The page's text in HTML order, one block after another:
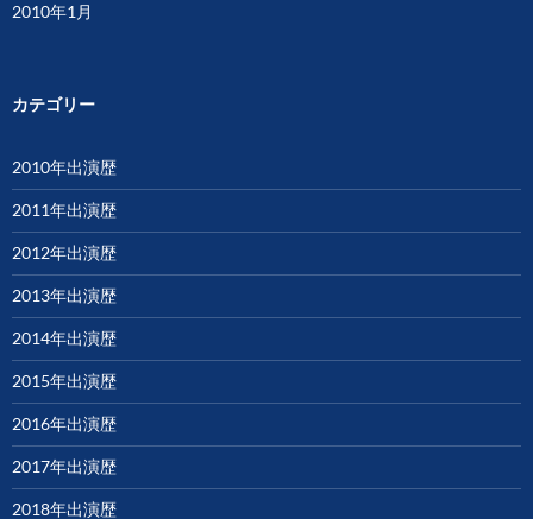
2010年1月
カテゴリー
2010年出演歴
2011年出演歴
2012年出演歴
2013年出演歴
2014年出演歴
2015年出演歴
2016年出演歴
2017年出演歴
2018年出演歴